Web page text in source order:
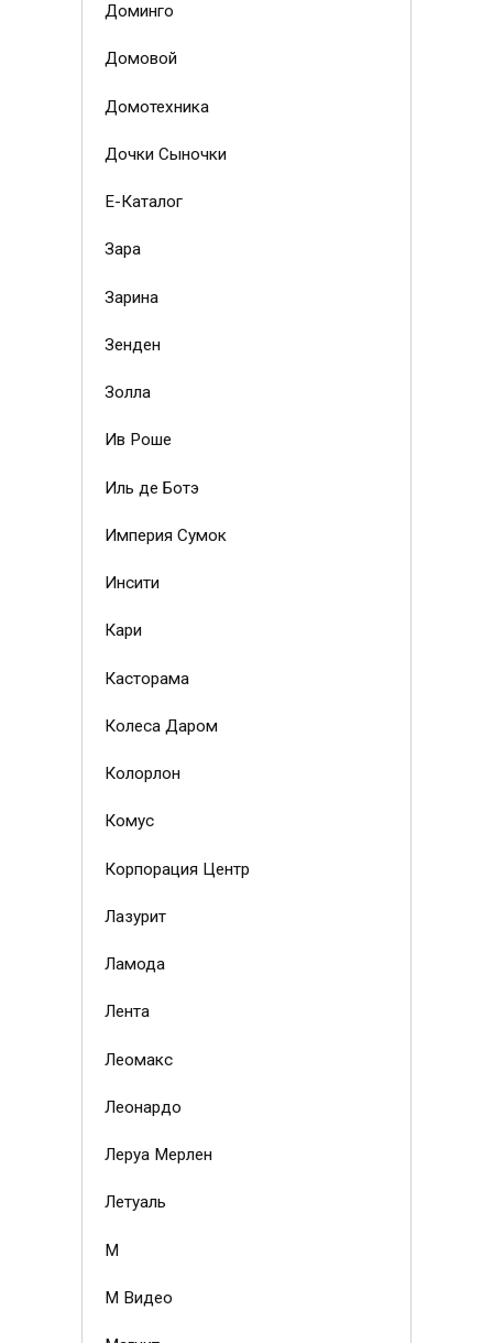
Доминго
Домовой
Домотехника
Дочки Сыночки
Е-Каталог
Зара
Зарина
Зенден
Золла
Ив Роше
Иль де Ботэ
Империя Сумок
Инсити
Кари
Касторама
Колеса Даром
Колорлон
Комус
Корпорация Центр
Лазурит
Ламода
Лента
Леомакс
Леонардо
Леруа Мерлен
Летуаль
М
М Видео